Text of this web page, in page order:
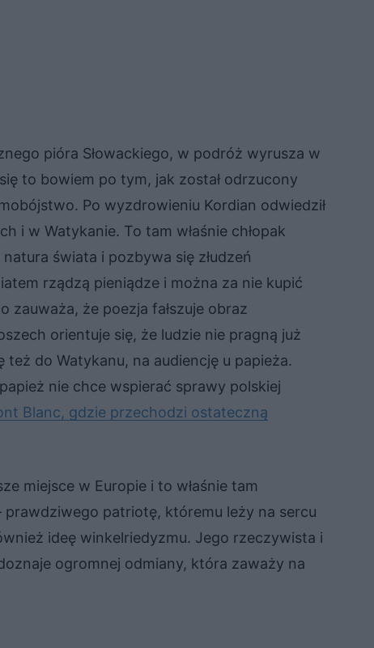
pióra Słowackiego, w podróż wyrusza w
to bowiem po tym, jak został odrzucony
Po wyzdrowieniu Kordian odwiedził
i w Watykanie. To tam właśnie chłopak
świata i pozbywa się złudzeń
rządzą pieniądze i można za nie kupić
zauważa, że poezja fałszuje obraz
orientuje się, że ludzie nie pragną już
do Watykanu, na audiencję u papieża.
nie chce wspierać sprawy polskiej
Blanc, gdzie przechodzi ostateczną
miejsce w Europie i to właśnie tam
patriotę, któremu leży na sercu
ideę winkelriedyzmu. Jego rzeczywista i
ogromnej odmiany, która zaważy na